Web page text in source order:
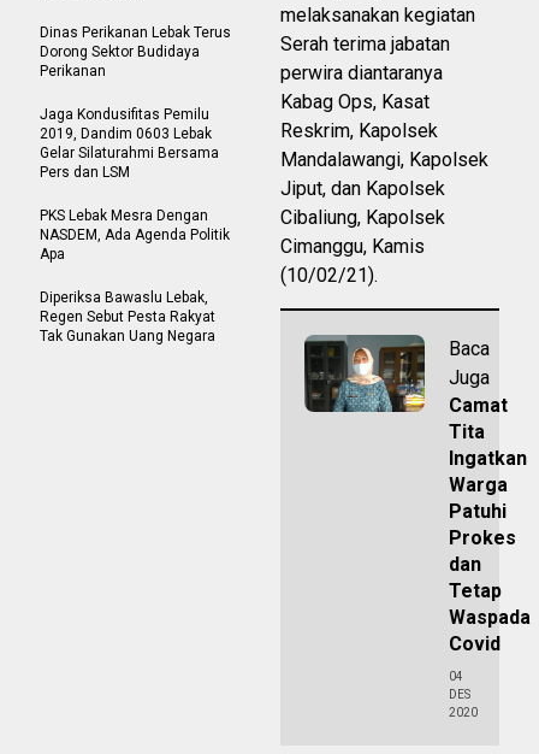
melaksanakan kegiatan
Serah terima jabatan
perwira diantaranya
Kabag Ops, Kasat
Reskrim, Kapolsek
Mandalawangi, Kapolsek
Jiput, dan Kapolsek
Cibaliung, Kapolsek
Cimanggu, Kamis
(10/02/21).
Baca
Juga
Camat
Tita
Ingatkan
Warga
Patuhi
Prokes
dan
Tetap
Waspada
Covid
04
DES
2020
Dinas Perikanan Lebak Terus
Dorong Sektor Budidaya
Perikanan
Jaga Kondusifitas Pemilu
2019, Dandim 0603 Lebak
Gelar Silaturahmi Bersama
Pers dan LSM
PKS Lebak Mesra Dengan
NASDEM, Ada Agenda Politik
Apa
Diperiksa Bawaslu Lebak,
Regen Sebut Pesta Rakyat
Tak Gunakan Uang Negara